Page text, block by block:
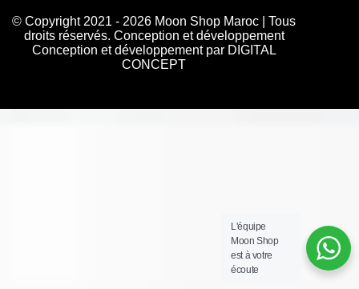
© Copyright 2021 - 2026 Moon Shop Maroc | Tous
droits réservés. Conception et développement
Conception et développement par DIGITAL
CONCEPT
L'équipe
Moon Shop
est à votre
écoute